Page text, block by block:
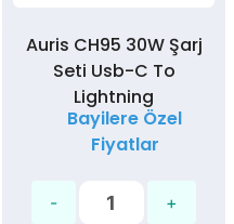
Auris CH95 30W Şarj
Seti Usb-C To
Lightning
Bayilere Özel
Fiyatlar